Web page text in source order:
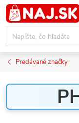
Prejsť
na
obsah
Predávané značky